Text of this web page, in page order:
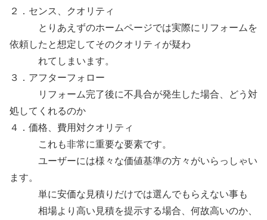
２．センス、クオリティ
とりあえずのホームページでは実際にリフォームを
依頼したと想定してそのクオリティが疑わ
れてしまいます。
３．アフターフォロー
リフォーム完了後に不具合が発生した場合、どう対
処してくれるのか
４．価格、費用対クオリティ
これも非常に重要な要素です。
ユーザーには様々な価値基準の方々がいらっしゃい
ます。
単に安価な見積りだけでは選んでもらえない事も
相場より高い見積を提示する場合、何故高いのか、